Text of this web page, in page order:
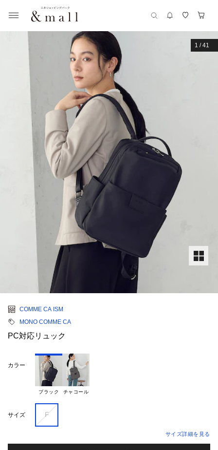
1 /41
COMME CA ISM
MONO COMME CA
PC対応リュック
カラー
ブラック チャコール
サイズ F
サイズ詳細を見る